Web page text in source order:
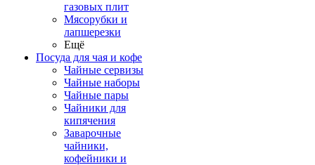
газовых плит
Мясорубки и
лапшерезки
Ещё
Посуда для чая и кофе
Чайные сервизы
Чайные наборы
Чайные пары
Чайники для
кипячения
Заварочные
чайники,
кофейники и